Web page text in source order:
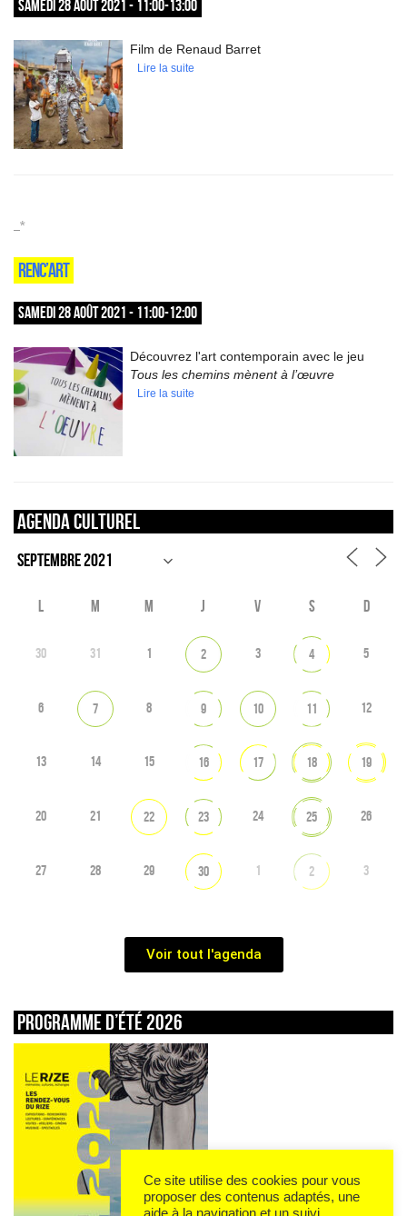
SAMEDI 28 AOÛT 2021 - 11:00-13:00
Film de Renaud Barret
Lire la suite
_*
RENC’ART
SAMEDI 28 AOÛT 2021 - 11:00-12:00
Découvrez l'art contemporain avec le jeu
Tous les chemins mènent à l’œuvre
Lire la suite
Agenda culturel
L M M J V S D
30 31 1 2 3 4 5
6 7 8 9 10 11 12
13 14 15 16 17 18 19
20 21 22 23 24 25 26
27 28 29 30 1 2 3
Voir tout l'agenda
Programme d’été 2026
Ce site utilise des cookies pour vous
proposer des contenus adaptés, une